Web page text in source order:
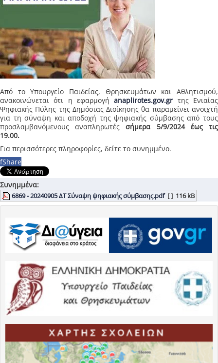
Από το Υπουργείο Παιδείας, Θρησκευμάτων και Αθλητισμού,
ανακοινώνεται ότι η εφαρμογήanaplirotes.gov.gr της Ενιαίας
Ψηφιακής Πύλης της Δημόσιας Διοίκησης θα παραμείνει ανοιχτή
για τη σύναψη και αποδοχή της ψηφιακής σύμβασης από τους
προσλαμβανόμενους αναπληρωτέςσήμερα 5/9/2024 έως τις
19.00.
Για περισσότερες πληροφορίες, δείτε το συνημμένο.
fShare
Συνημμένα:
6869 - 20240905 ΔΤ Σύναψη ψηφιακής σύμβασης.pdf [ ] 116 kB